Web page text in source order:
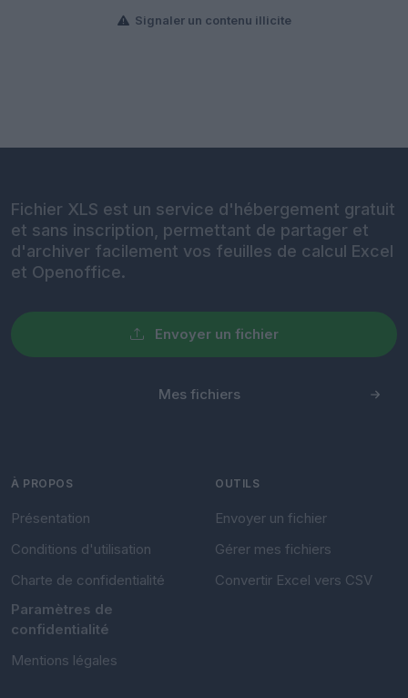
Signaler un contenu illicite
Fichier XLS est un service d'hébergement gratuit
et sans inscription, permettant de partager et
d'archiver facilement vos feuilles de calcul Excel
et Openoffice.
Envoyer un fichier
Mes fichiers
À PROPOS
Présentation
Conditions d'utilisation
Charte de confidentialité
Paramètres de
confidentialité
Mentions légales
OUTILS
Envoyer un fichier
Gérer mes fichiers
Convertir Excel vers CSV